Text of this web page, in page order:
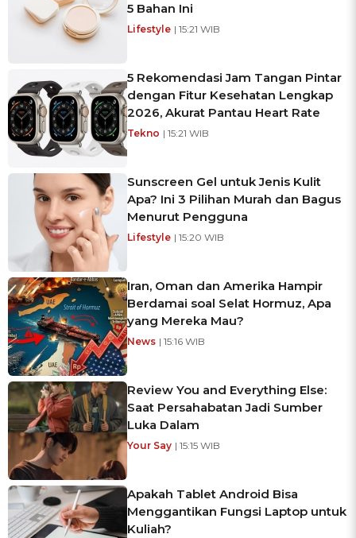
5 Bahan Ini
Lifestyle | 15:21 WIB
5 Rekomendasi Jam Tangan Pintar
dengan Fitur Kesehatan Lengkap
2026, Akurat Pantau Heart Rate
Tekno | 15:21 WIB
Sunscreen Gel untuk Jenis Kulit
Apa? Ini 3 Pilihan Murah dan Bagus
Menurut Pengguna
Lifestyle | 15:20 WIB
Iran, Oman dan Amerika Hampir
Berdamai soal Selat Hormuz, Apa
yang Mereka Mau?
News | 15:16 WIB
Review You and Everything Else:
Saat Persahabatan Jadi Sumber
Luka Dalam
Your Say | 15:15 WIB
Apakah Tablet Android Bisa
Menggantikan Fungsi Laptop untuk
Kuliah?